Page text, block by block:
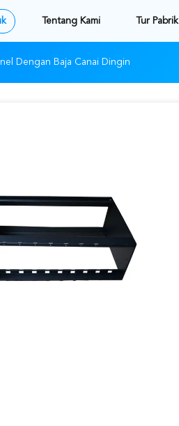
Tentang Kami Tur Pabrik
Dengan Baja Canai Dingin